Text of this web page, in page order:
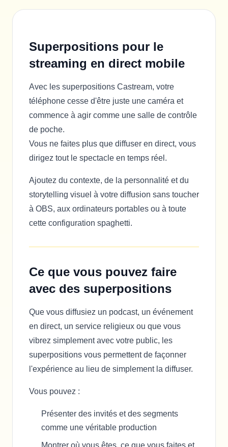
Superpositions pour le
streaming en direct mobile
Avec les superpositions Castream, votre
téléphone cesse d'être juste une caméra et
commence à agir comme une salle de contrôle
de poche.
Vous ne faites plus que diffuser en direct, vous
dirigez tout le spectacle en temps réel.
Ajoutez du contexte, de la personnalité et du
storytelling visuel à votre diffusion sans toucher
à OBS, aux ordinateurs portables ou à toute
cette configuration spaghetti.
Ce que vous pouvez faire
avec des superpositions
Que vous diffusiez un podcast, un événement
en direct, un service religieux ou que vous
vibrez simplement avec votre public, les
superpositions vous permettent de façonner
l'expérience au lieu de simplement la diffuser.
Vous pouvez :
Présenter des invités et des segments
comme une véritable production